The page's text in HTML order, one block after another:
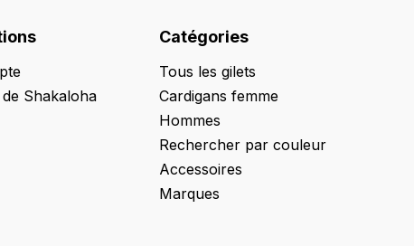
Shakaloha
Catégories
Tous les gilets
Cardigans femme
Hommes
Rechercher par couleur
Accessoires
Marques